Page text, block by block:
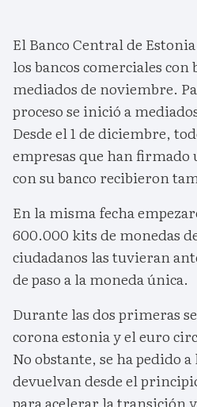
El Banco Central de
los bancos comerciales con
mediados de noviembre.
proceso se inició a
Desde el 1 de diciembre,
empresas que han firmado
con su banco recibieron
En la misma fecha
600.000 kits de monedas
ciudadanos las tuvieran
de paso a la moneda única.
Durante las dos primeras
corona estonia y el euro
No obstante, se ha pedido
devuelvan desde el